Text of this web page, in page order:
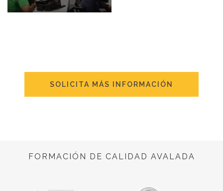
SOLICITA MÁS INFORMACIÓN
FORMACIÓN DE CALIDAD AVALADA